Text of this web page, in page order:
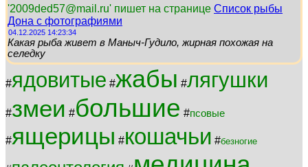
'2009ded57@mail.ru' пишет на странице Список рыбы
Дона с фотографиями
04.12.2025 14:23:34
Какая рыба живет в Маныч-Гудило, жирная похожая на
селедку
#ядовитые #жабы #лягушки
#змеи #большие #псовые
#ящерицы #кошачьи #безногие